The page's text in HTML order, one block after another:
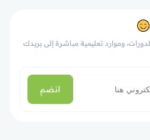
وموارد تعليمية مباشرة إلى بريدك
انضم